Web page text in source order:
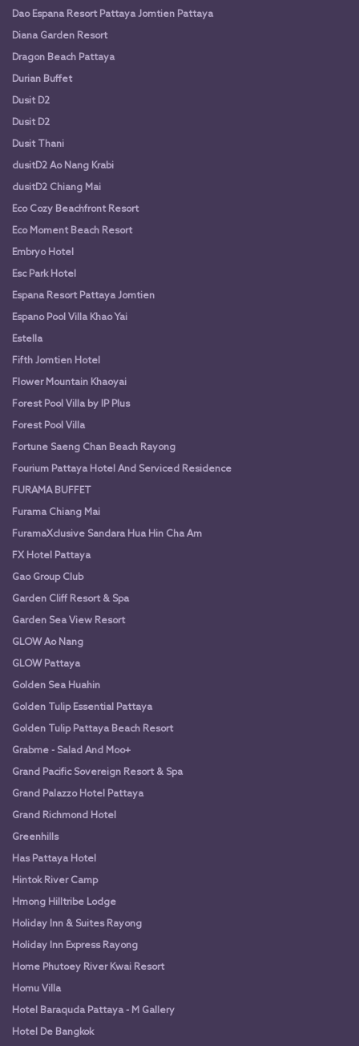
Dao Espana Resort Pattaya Jomtien Pattaya
Diana Garden Resort
Dragon Beach Pattaya
Durian Buffet
Dusit D2
Dusit D2
Dusit Thani
dusitD2 Ao Nang Krabi
dusitD2 Chiang Mai
Eco Cozy Beachfront Resort
Eco Moment Beach Resort
Embryo Hotel
Esc Park Hotel
Espana Resort Pattaya Jomtien
Espano Pool Villa Khao Yai
Estella
Fifth Jomtien Hotel
Flower Mountain Khaoyai
Forest Pool Villa by IP Plus
Forest Pool Villa
Fortune Saeng Chan Beach Rayong
Fourium Pattaya Hotel And Serviced Residence
FURAMA BUFFET
Furama Chiang Mai
FuramaXclusive Sandara Hua Hin Cha Am
FX Hotel Pattaya
Gao Group Club
Garden Cliff Resort & Spa
Garden Sea View Resort
GLOW Ao Nang
GLOW Pattaya
Golden Sea Huahin
Golden Tulip Essential Pattaya
Golden Tulip Pattaya Beach Resort
Grabme - Salad And Moo+
Grand Pacific Sovereign Resort & Spa
Grand Palazzo Hotel Pattaya
Grand Richmond Hotel
Greenhills
Has Pattaya Hotel
Hintok River Camp
Hmong Hilltribe Lodge
Holiday Inn & Suites Rayong
Holiday Inn Express Rayong
Home Phutoey River Kwai Resort
Homu Villa
Hotel Baraquda Pattaya - M Gallery
Hotel De Bangkok